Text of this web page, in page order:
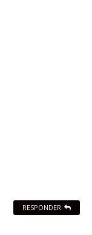
RESPONDER